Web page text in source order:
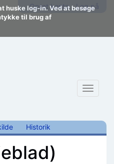
huske log-in. Ved at besøge
til brug af
Opret konto Log på
Toggle
Historik